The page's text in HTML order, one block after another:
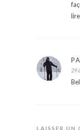
29
LAISSER UN